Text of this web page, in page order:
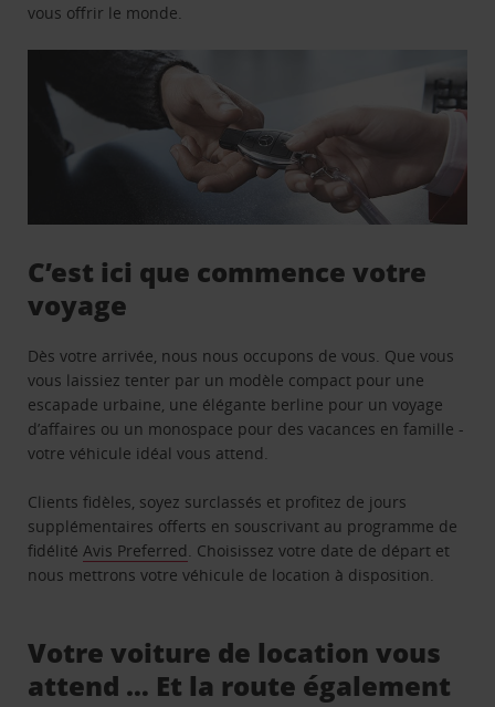
vous offrir le monde.
C’est ici que commence votre
voyage
Dès votre arrivée, nous nous occupons de vous. Que vous
vous laissiez tenter par un modèle compact pour une
escapade urbaine, une élégante berline pour un voyage
d’affaires ou un monospace pour des vacances en famille -
votre véhicule idéal vous attend.
Clients fidèles, soyez surclassés et profitez de jours
supplémentaires offerts en souscrivant au programme de
fidélitéAvis Preferred. Choisissez votre date de départ et
nous mettrons votre véhicule de location à disposition.
Votre voiture de location vous
attend … Et la route également